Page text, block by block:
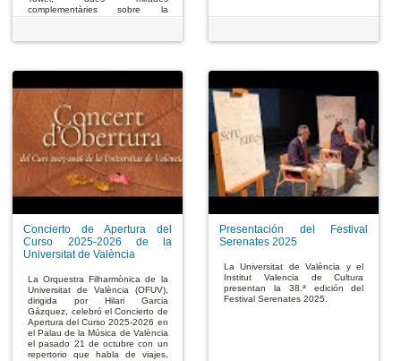
complementàries sobre la
grandesa i la força col·lectiva.
Henri Tomasi aporten una
moments de profunda intensitat
religiosa. En la segona part, la
Sinfonietta de Leoš Janáček
desplega una música vibrant i
monumental inspirada en la ciutat
de Brno i els seus espais
simbòlics. Un concert que
combina solemnitat, energia i
emoció en un recorregut entre el
ritual i la celebració.
Concierto de Apertura del
Curso 2025-2026 de la
Universitat de València
La Orquestra Filharmònica de la
Universitat de València (OFUV),
dirigida por Hilari Garcia
Gázquez, celebró el Concierto de
Apertura del Curso 2025-2026 en
el Palau de la Música de València
el pasado 21 de octubre con un
repertorio que habla de viajes,
Presentación del Festival
Serenates 2025
La Universitat de València y el
Institut Valencia de Cultura
presentan la 38.ª edición del
Festival Serenates 2025.